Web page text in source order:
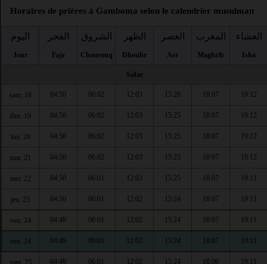
Horaires de prières à Gamboma selon le calendrier musulman
اليوم
Jour
الفجر
Fajr
الشروق
Chourouq
الظهر
Dhouhr
العصر
Asr
المغرب
Maghrib
العشاء
Isha
Safar
sam. 18 04:50 06:02 12:03 15:26 18:07 19:12
dim. 19 04:50 06:02 12:03 15:25 18:07 19:12
lun. 20 04:50 06:02 12:03 15:25 18:07 19:12
mar. 21 04:50 06:02 12:03 15:25 18:07 19:12
mer. 22 04:50 06:01 12:03 15:25 18:07 19:11
jeu. 23 04:50 06:01 12:02 15:24 18:07 19:11
ven. 24 04:49 06:01 12:02 15:24 18:07 19:11
ven. 24 04:49 06:01 12:02 15:24 18:07 19:11
sam. 25 04:49 06:01 12:02 15:24 18:06 19:11